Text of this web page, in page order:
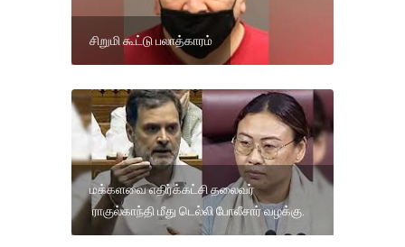
சிறுமி கூட்டு பலாத்காரம்
மக்களவை எதிர்க்கட்சி தலைவர்
ராகுல்காந்தி மீது டெல்லி போலீசார் வழக்கு.